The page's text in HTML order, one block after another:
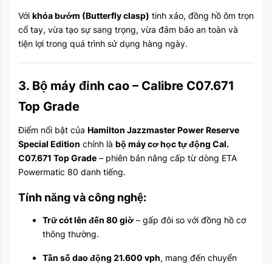
Với khóa bướm (Butterfly clasp) tinh xảo, đồng hồ ôm trọn
cổ tay, vừa tạo sự sang trọng, vừa đảm bảo an toàn và
tiện lợi trong quá trình sử dụng hàng ngày.
3. Bộ máy đỉnh cao – Calibre C07.671
Top Grade
Điểm nổi bật của Hamilton Jazzmaster Power Reserve
Special Edition chính là bộ máy cơ học tự động Cal.
C07.671 Top Grade – phiên bản nâng cấp từ dòng ETA
Powermatic 80 danh tiếng.
Tính năng và công nghệ:
Trữ cót lên đến 80 giờ – gấp đôi so với đồng hồ cơ
thông thường.
Tần số dao động 21.600 vph, mang đến chuyển